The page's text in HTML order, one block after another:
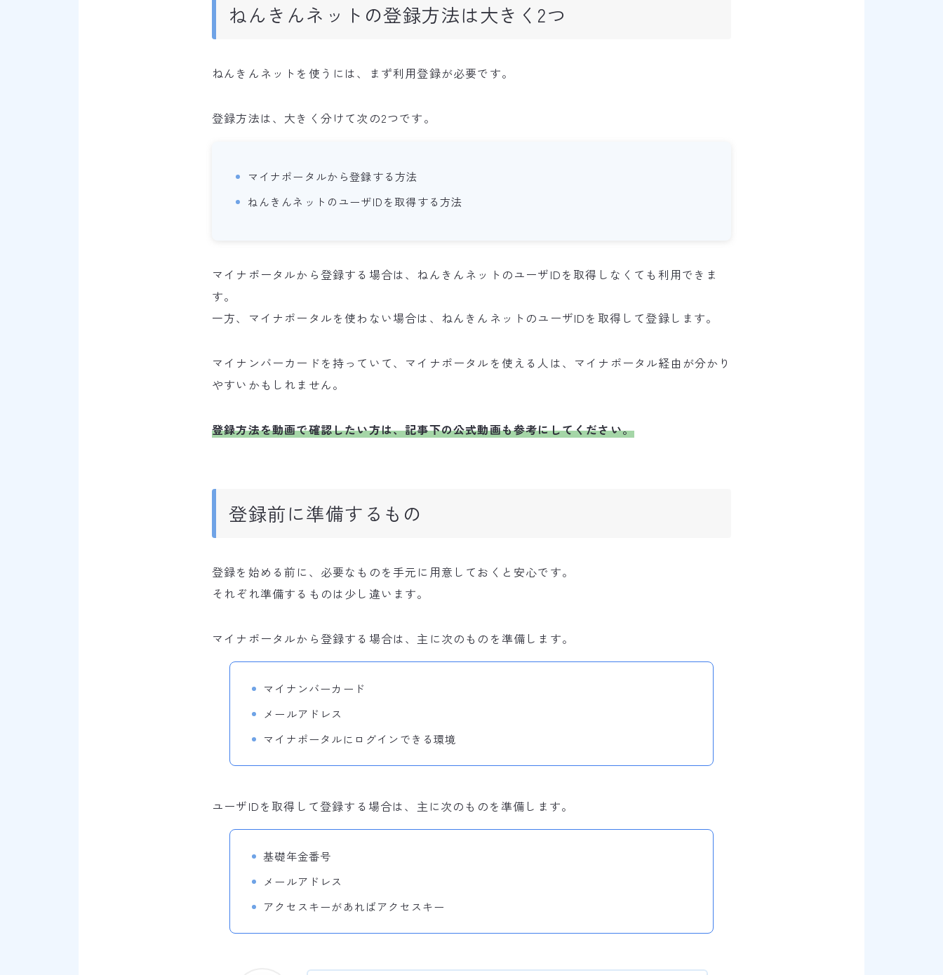
ねんきんネットの登録方法は大きく2つ
ねんきんネットを使うには、まず利用登録が必要です。
登録方法は、大きく分けて次の2つです。
マイナポータルから登録する方法
ねんきんネットのユーザIDを取得する方法
マイナポータルから登録する場合は、ねんきんネットのユーザIDを取得しなくても利用できま
す。
一方、マイナポータルを使わない場合は、ねんきんネットのユーザIDを取得して登録します。
マイナンバーカードを持っていて、マイナポータルを使える人は、マイナポータル経由が分かり
やすいかもしれません。
登録方法を動画で確認したい方は、記事下の公式動画も参考にしてください。
登録前に準備するもの
登録を始める前に、必要なものを手元に用意しておくと安心です。
それぞれ準備するものは少し違います。
マイナポータルから登録する場合は、主に次のものを準備します。
マイナンバーカード
メールアドレス
マイナポータルにログインできる環境
ユーザIDを取得して登録する場合は、主に次のものを準備します。
基礎年金番号
メールアドレス
アクセスキーがあればアクセスキー